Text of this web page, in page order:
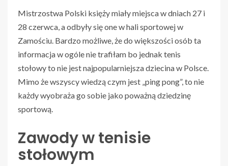
Mistrzostwa Polski księży miały miejsca w dniach 27 i
28 czerwca, a odbyły się one w hali sportowej w
Zamościu. Bardzo możliwe, że do większości osób ta
informacja w ogóle nie trafiłam bo jednak tenis
stołowy to nie jest najpopularniejsza dziecina w Polsce.
Mimo że wszyscy wiedzą czym jest „ping pong”, to nie
każdy wyobraża go sobie jako poważną dziedzinę
sportową.
Zawody w tenisie
stołowym